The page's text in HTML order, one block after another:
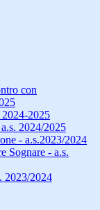
con
2025
2024/2025
- a.s.2023/2024
Sognare - a.s.
2023/2024